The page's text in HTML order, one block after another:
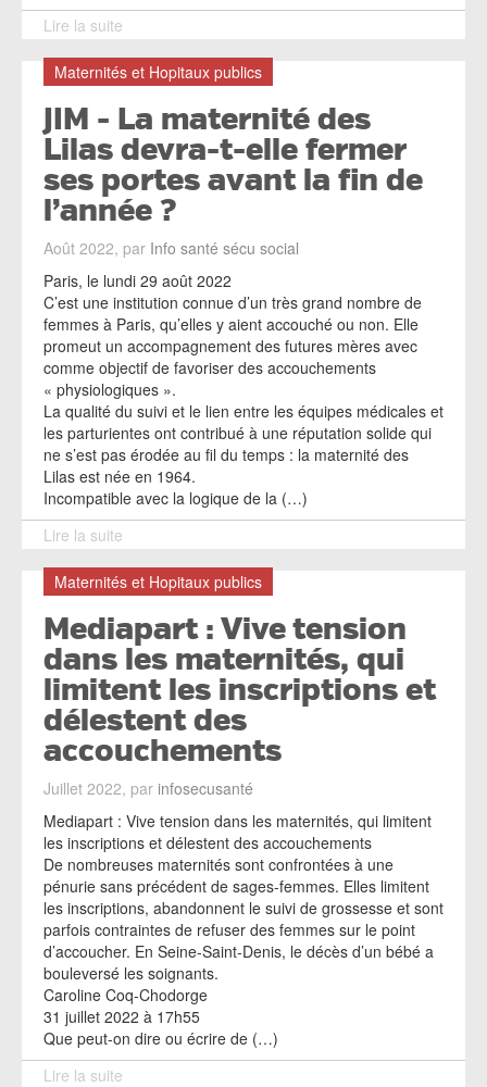
Lire la suite
Maternités et Hopitaux publics
JIM - La maternité des
Lilas devra-t-elle fermer
ses portes avant la fin de
l’année ?
Août 2022, par Info santé sécu social
Paris, le lundi 29 août 2022
C’est une institution connue d’un très grand nombre de
femmes à Paris, qu’elles y aient accouché ou non. Elle
promeut un accompagnement des futures mères avec
comme objectif de favoriser des accouchements
« physiologiques ».
La qualité du suivi et le lien entre les équipes médicales et
les parturientes ont contribué à une réputation solide qui
ne s’est pas érodée au fil du temps : la maternité des
Lilas est née en 1964.
Incompatible avec la logique de la (…)
Lire la suite
Maternités et Hopitaux publics
Mediapart : Vive tension
dans les maternités, qui
limitent les inscriptions et
délestent des
accouchements
Juillet 2022, par infosecusanté
Mediapart : Vive tension dans les maternités, qui limitent
les inscriptions et délestent des accouchements
De nombreuses maternités sont confrontées à une
pénurie sans précédent de sages-femmes. Elles limitent
les inscriptions, abandonnent le suivi de grossesse et sont
parfois contraintes de refuser des femmes sur le point
d’accoucher. En Seine-Saint-Denis, le décès d’un bébé a
bouleversé les soignants.
Caroline Coq-Chodorge
31 juillet 2022 à 17h55
Que peut-on dire ou écrire de (…)
Lire la suite